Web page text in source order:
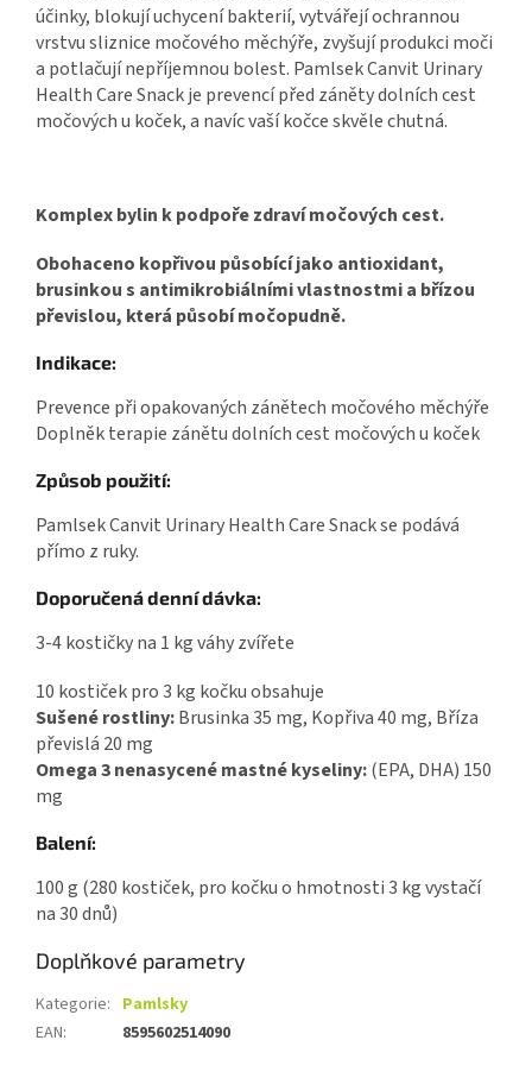
účinky, blokují uchycení bakterií, vytvářejí ochrannou
vrstvu sliznice močového měchýře, zvyšují produkci moči
a potlačují nepříjemnou bolest. Pamlsek Canvit Urinary
Health Care Snack je prevencí před záněty dolních cest
močových u koček, a navíc vaší kočce skvěle chutná.
Komplex bylin k podpoře zdraví močových cest.
Obohaceno kopřivou působící jako antioxidant,
brusinkou s antimikrobiálními vlastnostmi a břízou
převislou, která působí močopudně.
Indikace:
Prevence při opakovaných zánětech močového měchýře
Doplněk terapie zánětu dolních cest močových u koček
Způsob použití:
Pamlsek Canvit Urinary Health Care Snack se podává
přímo z ruky.
Doporučená denní dávka:
3-4 kostičky na 1 kg váhy zvířete
10 kostiček pro 3 kg kočku obsahuje
Sušené rostliny:Brusinka 35 mg, Kopřiva 40 mg, Bříza
převislá 20 mg
Omega 3 nenasycené mastné kyseliny:(EPA, DHA) 150
mg
Balení:
100 g (280 kostiček, pro kočku o hmotnosti 3 kg vystačí
na 30 dnů)
Doplňkové parametry
Kategorie: Pamlsky
EAN: 8595602514090